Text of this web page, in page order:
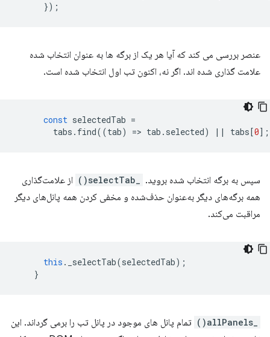
});
عنصر بررسی می کند که آیا هر یک از برگه ها به عنوان انتخاب شده
علامت گذاری شده اند. اگر نه، اکنون تب اول انتخاب شده است.
const selectedTab =
tabs . find((tab) => tab . selected) || tabs[0];
سپس به برگه انتخاب شده بروید.
از علامت‌گذاری
همه برگه‌های دیگر به‌عنوان حذف‌شده و مخفی کردن همه پانل‌های دیگر
مراقبت می‌کند.
this . _selectTab(selectedTab);
}
تمام پانل های موجود در پانل تب را برمی گرداند. این